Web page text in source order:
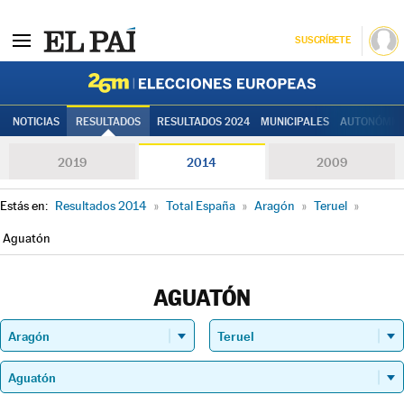
SUSCRÍBETE
NOTICIAS RESULTADOS RESULTADOS 2024 MUNICIPALES
2019 2014 2009
Estás en: Resultados 2014 » Total España » Aragón » Teruel »
Aguatón
AGUATÓN